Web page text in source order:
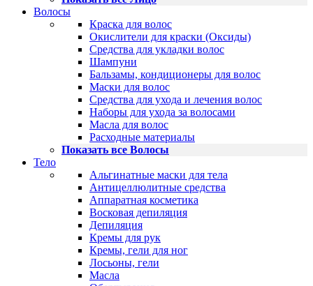
Волосы
Краска для волос
Окислители для краски (Оксиды)
Средства для укладки волос
Шампуни
Бальзамы, кондиционеры для волос
Маски для волос
Средства для ухода и лечения волос
Наборы для ухода за волосами
Масла для волос
Расходные материалы
Показать все Волосы
Тело
Альгинатные маски для тела
Антицеллюлитные средства
Аппаратная косметика
Восковая депиляция
Депиляция
Кремы для рук
Кремы, гели для ног
Лосьоны, гели
Масла